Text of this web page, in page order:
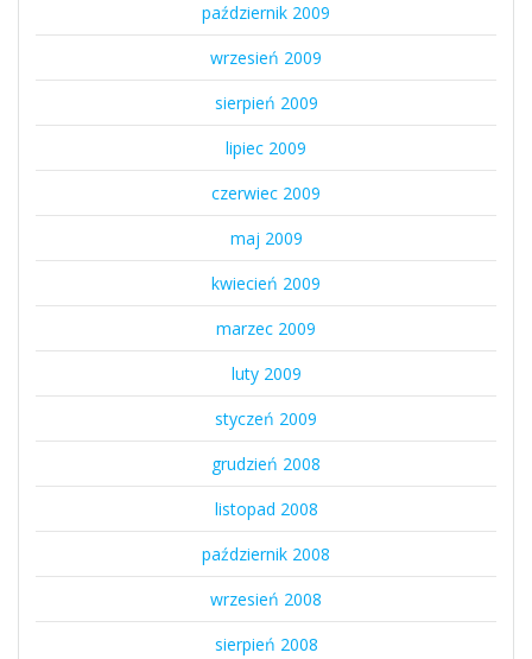
październik 2009
wrzesień 2009
sierpień 2009
lipiec 2009
czerwiec 2009
maj 2009
kwiecień 2009
marzec 2009
luty 2009
styczeń 2009
grudzień 2008
listopad 2008
październik 2008
wrzesień 2008
sierpień 2008